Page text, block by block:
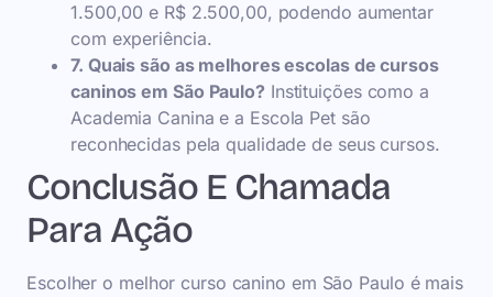
1.500,00 e R$ 2.500,00, podendo aumentar
com experiência.
7. Quais são as melhores escolas de cursos
caninos em São Paulo? Instituições como a
Academia Canina e a Escola Pet são
reconhecidas pela qualidade de seus cursos.
Conclusão E Chamada
Para Ação
Escolher o melhor curso canino em São Paulo é mais